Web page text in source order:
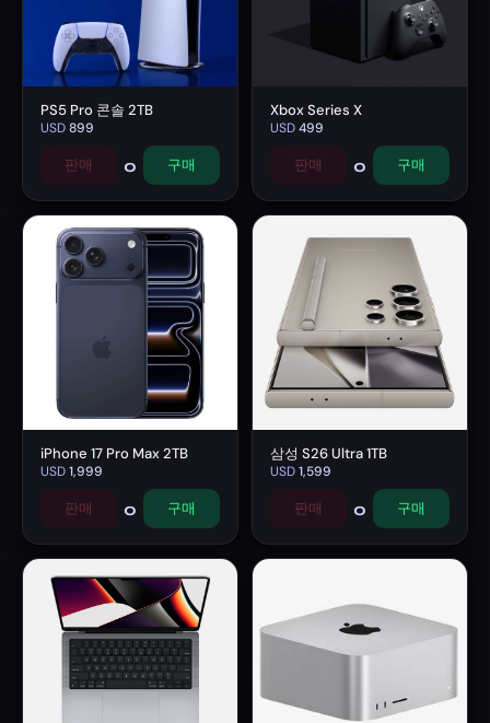
PS5 Pro 콘솔 2TB
USD899
판매 0 구매
Xbox Series X
USD499
판매 0 구매
iPhone 17 Pro Max 2TB
USD1,999
판매 0 구매
삼성 S26 Ultra 1TB
USD1,599
판매 0 구매